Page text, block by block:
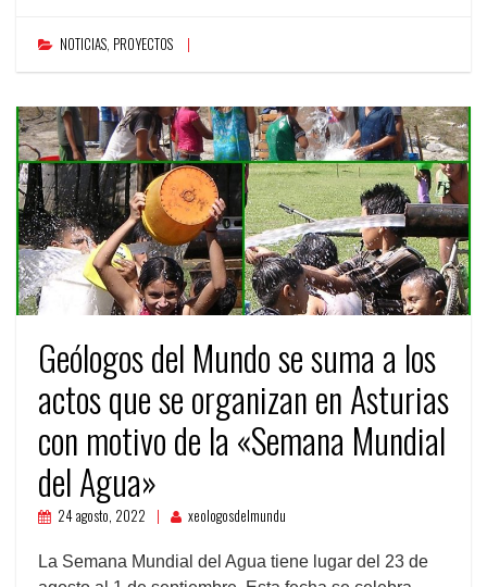
NOTICIAS, PROYECTOS
Geólogos del Mundo se suma a los
actos que se organizan en Asturias
con motivo de la «Semana Mundial
del Agua»
24 agosto, 2022 xeologosdelmundu
La Semana Mundial del Agua tiene lugar del 23 de